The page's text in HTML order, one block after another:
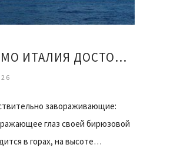
ОЗЕРО КОМО ИТАЛИЯ ДОСТОПРИМЕЧАТЕЛЬНОСТИ ОТЗЫВЫ
завораживающие:
глаз своей бирюзовой
в горах, на высоте…